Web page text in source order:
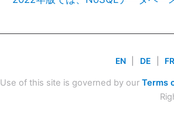
EN DE FR
Use of this site is governed by our Terms